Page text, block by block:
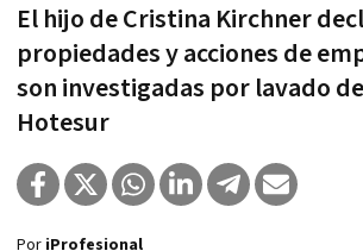
El hijo de Cristina Kirchner
propiedades y acciones de
son investigadas por lavado
Hotesur
Por iProfesional